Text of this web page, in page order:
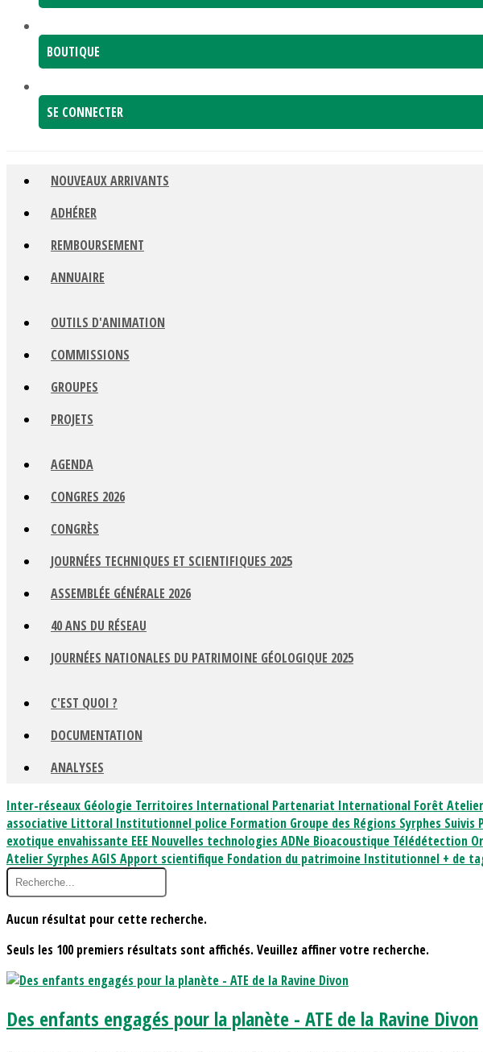
BOUTIQUE
SE CONNECTER
NOUVEAUX ARRIVANTS
ADHÉRER
REMBOURSEMENT
ANNUAIRE
OUTILS D'ANIMATION
COMMISSIONS
GROUPES
PROJETS
AGENDA
CONGRES 2026
CONGRÈS
JOURNÉES TECHNIQUES ET SCIENTIFIQUES 2025
ASSEMBLÉE GÉNÉRALE 2026
40 ANS DU RÉSEAU
JOURNÉES NATIONALES DU PATRIMOINE GÉOLOGIQUE 2025
C'EST QUOI ?
DOCUMENTATION
ANALYSES
Inter-réseaux Géologie Territoires International Partenariat International Forêt
associative Littoral Institutionnel police Formation Groupe des Régions Syrphes Suivis
exotique envahissante EEE Nouvelles technologies ADNe Bioacoustique Télédétection
Atelier Syrphes AGIS Apport scientifique Fondation du patrimoine Institutionnel + de
Aucun résultat pour cette recherche.
Seuls les 100 premiers résultats sont affichés. Veuillez affiner votre recherche.
Des enfants engagés pour la planète - ATE de la Ravine Divon